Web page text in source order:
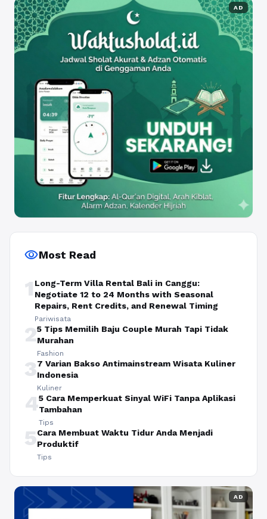
AD
visibilityMost Read
1 Long-Term Villa Rental Bali in Canggu:
Negotiate 12 to 24 Months with Seasonal
Repairs, Rent Credits, and Renewal Timing
Pariwisata
25 Tips Memilih Baju Couple Murah Tapi Tidak
Murahan
Fashion
37 Varian Bakso Antimainstream Wisata Kuliner
Indonesia
Kuliner
45 Cara Memperkuat Sinyal WiFi Tanpa Aplikasi
Tambahan
Tips
5Cara Membuat Waktu Tidur Anda Menjadi
Produktif
Tips
AD